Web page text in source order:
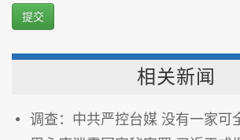
提交
相关新闻
调查：中共严控台媒 没有一家可